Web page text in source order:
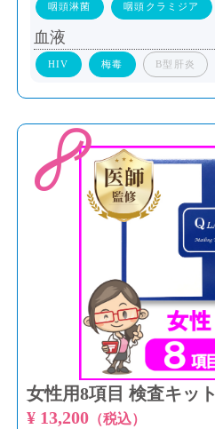
咽頭淋菌 咽頭クラミジア
血液
HIV 梅毒 B型肝炎
8
女性用8項目 検査キット
¥ 13,200（税込）